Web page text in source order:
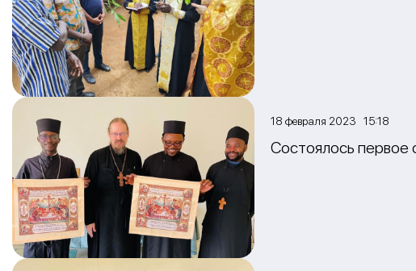
18 февраля 2023 15:18
Состоялось первое